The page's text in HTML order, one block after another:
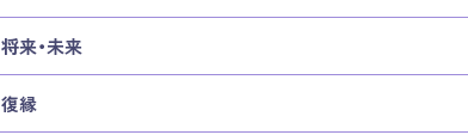
将来・未来
復縁